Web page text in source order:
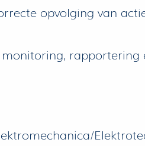
opvolging van
rapportering